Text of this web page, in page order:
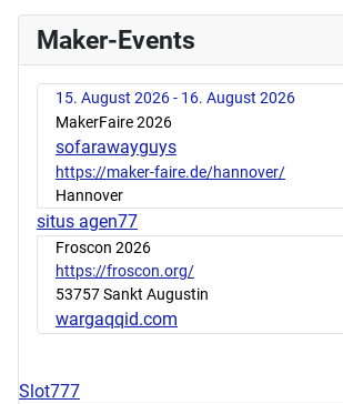
Maker-Events
15. August 2026 - 16. August 2026
MakerFaire 2026
sofarawayguys
https://maker-faire.de/hannover/
Hannover
situs agen77
Froscon 2026
https://froscon.org/
53757 Sankt Augustin
wargaqqid.com
Slot777